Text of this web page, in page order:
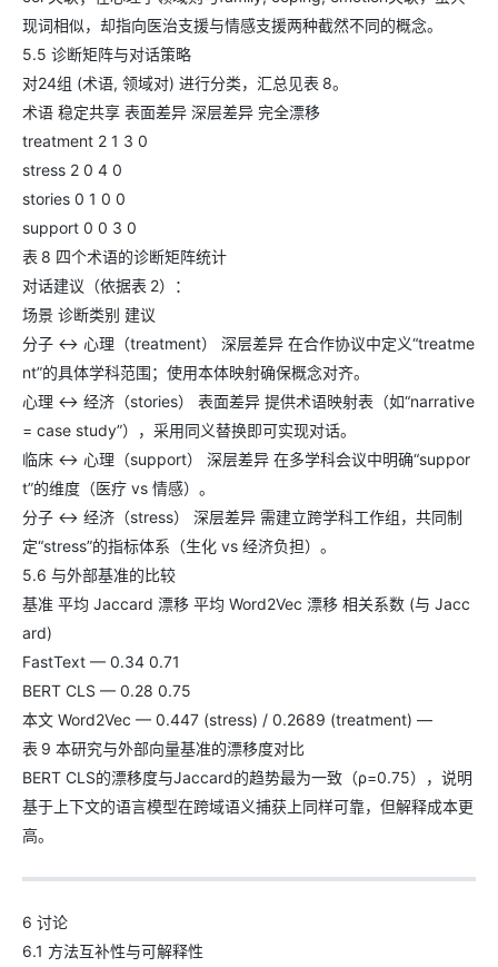
现词相似，却指向医治支援与情感支援两种截然不同的概念。
5.5 诊断矩阵与对话策略
对24组 (术语, 领域对) 进行分类，汇总见表 8。
术语 稳定共享 表面差异 深层差异 完全漂移
treatment 2 1 3 0
stress 2 0 4 0
stories 0 1 0 0
support 0 0 3 0
表 8 四个术语的诊断矩阵统计
对话建议（依据表 2）：
场景 诊断类别 建议
分子 ↔ 心理（treatment） 深层差异 在合作协议中定义“treatme
nt”的具体学科范围；使用本体映射确保概念对齐。
心理 ↔ 经济（stories） 表面差异 提供术语映射表（如“narrative
= case study”），采用同义替换即可实现对话。
临床 ↔ 心理（support） 深层差异 在多学科会议中明确“suppor
t”的维度（医疗 vs 情感）。
分子 ↔ 经济（stress） 深层差异 需建立跨学科工作组，共同制
定“stress”的指标体系（生化 vs 经济负担）。
5.6 与外部基准的比较
基准 平均 Jaccard 漂移 平均 Word2Vec 漂移 相关系数 (与 Jacc
ard)
FastText — 0.34 0.71
BERT CLS — 0.28 0.75
本文 Word2Vec — 0.447 (stress) / 0.2689 (treatment) —
表 9 本研究与外部向量基准的漂移度对比
BERT CLS的漂移度与Jaccard的趋势最为一致（ρ=0.75），说明
基于上下文的语言模型在跨域语义捕获上同样可靠，但解释成本更
高。
6 讨论
6.1 方法互补性与可解释性